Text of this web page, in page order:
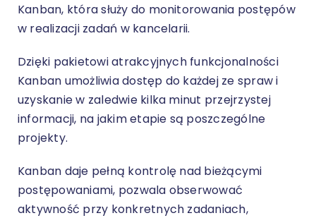
Kanban, która służy do monitorowania postępów
w realizacji zadań w kancelarii.
Dzięki pakietowiatrakcyjnych funkcjonalności
Kanban umożliwia dostęp do każdej ze spraw i
uzyskanie w zaledwie kilka minut przejrzystej
informacji, na jakim etapie są poszczególne
projekty.
Kanban daje pełną kontrolę nad bieżącymi
postępowaniami, pozwala obserwować
aktywność przy konkretnych zadaniach,